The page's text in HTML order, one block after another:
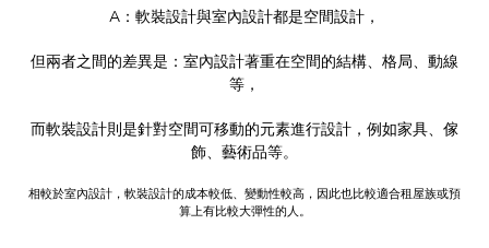
A：軟裝設計與室內設計都是空間設計，
但兩者之間的差異是：室內設計著重在空間的結構、格局、動線
等，
而軟裝設計則是針對空間可移動的元素進行設計，例如家具、傢
飾、藝術品等。
相較於室內設計，軟裝設計的成本較低、變動性較高，因此也比較適合租屋族或預
算上有比較大彈性的人。